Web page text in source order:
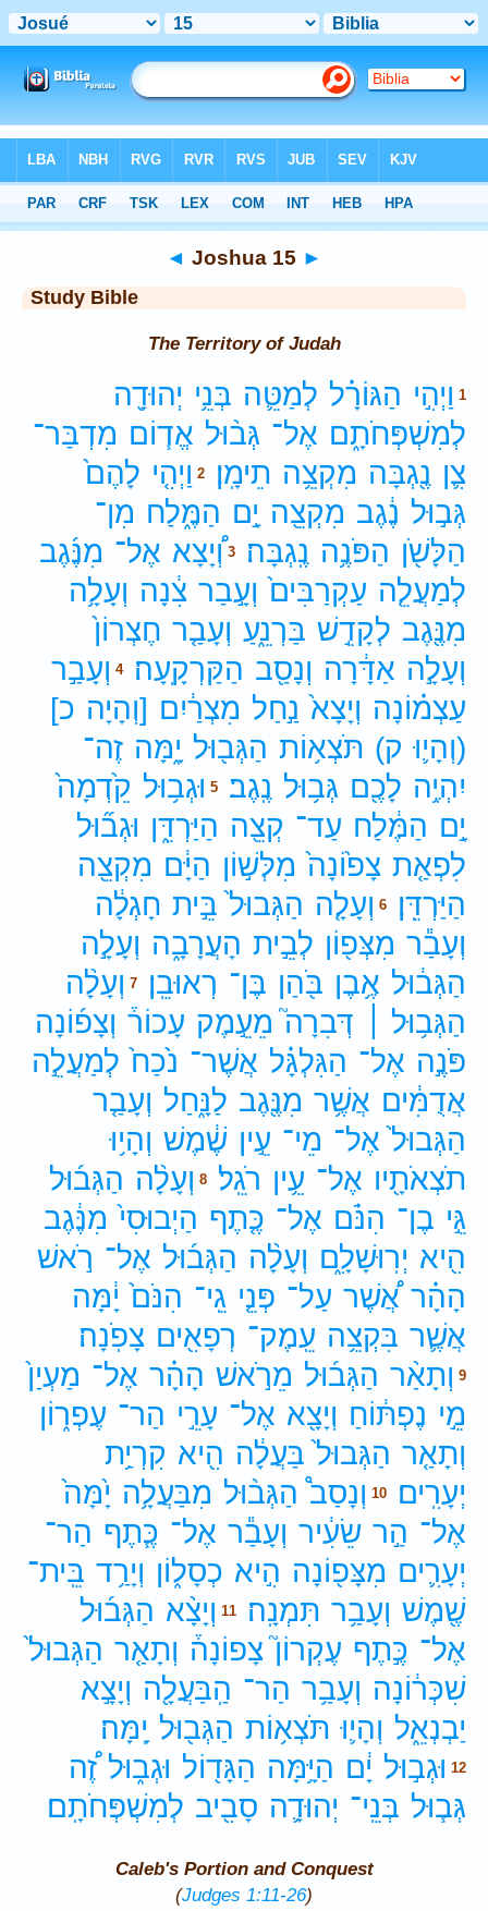
Study Bible > Joshua 15
◄ Joshua 15 ►
Study Bible
The Territory of Judah
1 וַיְהִ֣י הַגּוֹרָ֗ל לְמַטֵּ֛ה בְּנֵ֥י יְהוּדָ֖ה
לְמִשְׁפְּחֹתָ֑ם אֶל־ גְּב֨וּל אֱד֧וֹם מִדְבַּר־
צִ֛ן נֶ֖גְבָּה מִקְצֵ֥ה תֵימָֽן׃ 2 וַיְהִ֤י לָהֶם֙
גְּב֣וּל נֶ֔גֶב מִקְצֵ֖ה יָ֣ם הַמֶּ֑לַח מִן־
הַלָּשֹׁ֖ן הַפֹּנֶ֥ה נֶֽגְבָּה׃ 3 וְ֠יָצָא אֶל־ מִנֶּ֜גֶב
לְמַעֲלֵ֤ה עַקְרַבִּים֙ וְעָ֣בַר צִ֔נָה וְעָלָ֥ה
מִנֶּ֖גֶב לְקָדֵ֣שׁ בַּרְנֵ֑עַ וְעָבַ֤ר חֶצְרוֹן֙
וְעָלָ֣ה אַדָּ֔רָה וְנָסַ֖ב הַקַּרְקָֽעָה׃ 4 וְעָבַ֣ר
עַצְמ֗וֹנָה וְיָצָא֙ נַ֣חַל מִצְרַ֔יִם [וְהָיָה כ]
(וְהָי֛וּ ק) תֹּצְא֥וֹת הַגְּב֖וּל יָ֑מָּה זֶה־
יִהְיֶ֥ה לָכֶ֖ם גְּב֥וּל נֶֽגֶב׃ 5 וּגְב֥וּל קֵ֙דְמָה֙
יָ֣ם הַמֶּ֔לַח עַד־ קְצֵ֖ה הַיַּרְדֵּ֑ן וּגְב֞וּל
לִפְאַ֤ת צָפ֙וֹנָה֙ מִלְּשׁ֣וֹן הַיָּ֔ם מִקְצֵ֖ה
הַיַּרְדֵּֽן׃
6 וְעָלָ֤ה הַגְּבוּל֙ בֵּ֣ית חָגְלָ֔ה
וְעָבַ֕ר מִצְּפ֖וֹן לְבֵ֣ית הָעֲרָבָ֑ה וְעָלָ֣ה
הַגְּב֔וּל אֶ֥בֶן בֹּ֖הַן בֶּן־ רְאוּבֵֽן׃ 7 וְעָלָ֨ה
הַגְּב֥וּל ׀
דְּבִרָה֮ מֵעֵ֣מֶק עָכוֹר֒ וְצָפ֜וֹנָה
פֹּנֶ֣ה אֶל־ הַגִּלְגָּ֗ל אֲשֶׁר־ נֹ֙כַח֙ לְמַעֲלֵ֣ה
אֲדֻמִּ֔ים אֲשֶׁ֥ר מִנֶּ֖גֶב לַנָּ֑חַל וְעָבַ֤ר
הַגְּבוּל֙ אֶל־ מֵי־ עֵ֣ין שֶׁ֔מֶשׁ וְהָי֥וּ
תֹצְאֹתָ֖יו אֶל־ עֵ֥ין רֹגֵֽל׃ 8 וְעָלָ֨ה הַגְּב֜וּל
גֵּ֣י בֶן־ הִנֹּ֗ם אֶל־ כֶּ֤תֶף הַיְבוּסִי֙ מִנֶּ֔גֶב
הִ֖יא יְרֽוּשָׁלִָ֑ם וְעָלָ֨ה הַגְּב֜וּל אֶל־ רֹ֣אשׁ
הָהָ֗ר אֲ֠שֶׁר עַל־ פְּנֵ֤י גֵֽי־ הִנֹּם֙ יָ֔מָּה
אֲשֶׁ֛ר בִּקְצֵ֥ה עֵֽמֶק־ רְפָאִ֖ים צָפֹֽנָה׃
9 וְתָאַ֨ר הַגְּב֜וּל מֵרֹ֣אשׁ הָהָ֗ר אֶל־ מַעְיַן֙
מֵ֣י נֶפְתּ֔וֹחַ וְיָצָ֖א אֶל־ עָרֵ֣י הַר־ עֶפְר֑וֹן
וְתָאַ֤ר הַגְּבוּל֙ בַּעֲלָ֔ה הִ֖יא קִרְיַ֥ת
יְעָרִֽים׃
10 וְנָסַב֩ הַגְּב֨וּל מִבַּעֲלָ֥ה יָ֙מָּה֙
אֶל־ הַ֣ר שֵׂעִ֔יר וְעָבַ֕ר אֶל־ כֶּ֧תֶף הַר־
יְעָרִ֛ים מִצָּפ֖וֹנָה הִ֣יא כְסָל֑וֹן וְיָרַ֥ד בֵּֽית־
שֶׁ֖מֶשׁ וְעָבַ֥ר תִּמְנָֽה׃ 11 וְיָצָ֨א הַגְּב֜וּל
אֶל־ כֶּ֣תֶף עֶקְרוֹן֮ צָפוֹנָה֒ וְתָאַ֤ר הַגְּבוּל֙
שִׁכְּר֔וֹנָה וְעָבַ֥ר הַר־ הַֽבַּעֲלָ֖ה וְיָצָ֣א
יַבְנְאֵ֑ל וְהָי֛וּ תֹּצְא֥וֹת הַגְּב֖וּל יָֽמָּה׃
12 וּגְב֣וּל יָ֔ם הַיָּ֥מָּה הַגָּד֖וֹל וּגְב֑וּל זֶ֠ה
גְּב֧וּל בְּנֵֽי־ יְהוּדָ֛ה סָבִ֖יב לְמִשְׁפְּחֹתָֽם׃
Caleb's Portion and Conquest
(Judges 1:11-26)